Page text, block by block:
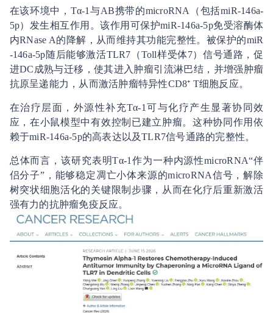
在该环境中，Tα-1与AB携带的microRNA（包括miR-146a-
5p）发生相互作用。该作用可保护miR-146a-5p免受溶酶体
内RNase A的降解，从而维持其功能完整性。被保护的miR
-146a-5p随后能够激活TLR7（Toll样受体7）信号通路，促
进DC成熟与迁移，使其进入肿瘤引流淋巴结，并增强肿瘤
抗原呈递能力，从而激活肿瘤特异性CD8⁺ T细胞反应。
在治疗层面，外源性补充Tα-1可与化疗产生显著协同效
应，在小鼠模型中有效控制已建立肿瘤。这种协同作用依
赖于miR-146a-5p的高表达以及TLR7信号通路的完整性。
总体而言，该研究表明Tα-1作为一种内源性microRNA“伴
侣分子”，能够稳定凋亡小体来源的microRNA信号，解除
树突状细胞活化的关键限制步骤，从而在化疗后重新激活
强有力的抗肿瘤免疫反应。